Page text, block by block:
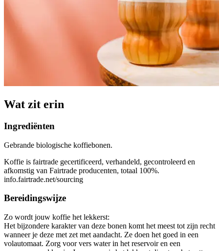
Wat zit erin
Ingrediënten
Gebrande biologische koffiebonen.
Koffie is fairtrade gecertificeerd, verhandeld, gecontroleerd en
afkomstig van Fairtrade producenten, totaal 100%.
info.fairtrade.net/sourcing
Bereidingswijze
Zo wordt jouw koffie het lekkerst:
Het bijzondere karakter van deze bonen komt het meest tot zijn recht
wanneer je deze met zet met aandacht. Ze doen het goed in een
volautomaat. Zorg voor vers water in het reservoir en een